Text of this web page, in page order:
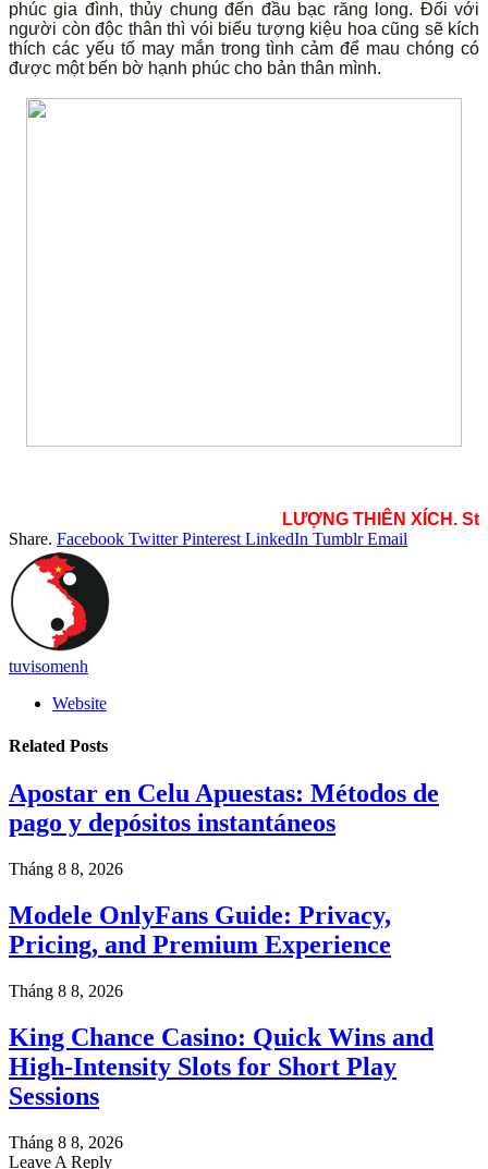
phúc gia đình, thủy chung đến đầu bạc răng long. Đối với
người còn độc thân thì vói biểu tượng kiệu hoa cũng sẽ kích
thích các yếu tố may mắn trong tình cảm để mau chóng có
được một bến bờ hạnh phúc cho bản thân mình.
LƯỢNG THIÊN XÍCH. St
Share. Facebook Twitter Pinterest LinkedIn Tumblr Email
tuvisomenh
Website
Related Posts
Apostar en Celu Apuestas: Métodos de
pago y depósitos instantáneos
Tháng 8 8, 2026
Modele OnlyFans Guide: Privacy,
Pricing, and Premium Experience
Tháng 8 8, 2026
King Chance Casino: Quick Wins and
High-Intensity Slots for Short Play
Sessions
Tháng 8 8, 2026
Leave A Reply